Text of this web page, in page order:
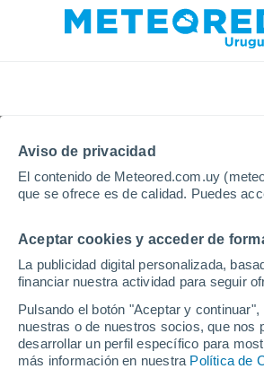
Aviso de privacidad
El contenido de Meteored.com.uy
que se ofrece es de calidad. Puedes
Aceptar cookies y acceder de
La publicidad digital personalizada,
financiar nuestra actividad para seguir
Pulsando el botón "Aceptar y
nuestras o de nuestros socios, que nos
desarrollar un perfil específico para
más información en nuestra Política de
Inicio Departamento de
Tiempo en
Hoy, 6 agosto Todo